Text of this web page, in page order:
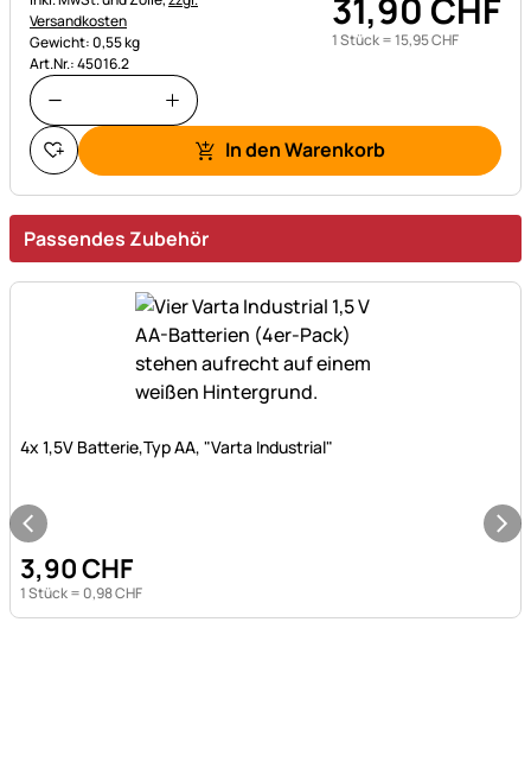
Versandkosten
Gewicht: 0,55 kg
Art.Nr.: 45016.2
31,90 CHF
1 Stück =15,95CHF
In den Warenkorb
Passendes Zubehör
4x 1,5V Batterie,Typ AA, "Varta Industrial"
3,90CHF
1 Stück = 0,98CHF